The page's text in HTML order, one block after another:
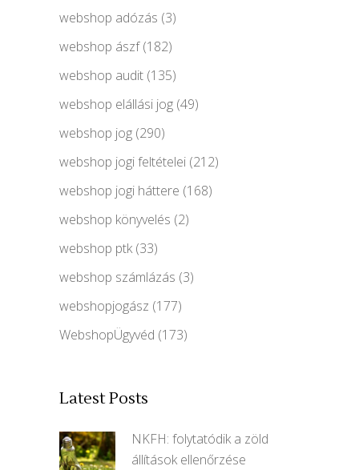
webshop adózás (3)
webshop ászf(182)
webshop audit (135)
webshop elállási jog (49)
webshop jog (290)
webshop jogi feltételei (212)
webshop jogi háttere (168)
webshop könyvelés (2)
webshop ptk(33)
webshop számlázás (3)
webshopjogász (177)
WebshopÜgyvéd (173)
Latest Posts
NKFH: folytatódik a zöld
állítások ellenőrzése